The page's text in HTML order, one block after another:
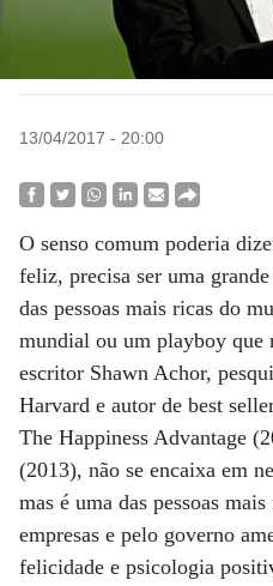
13/04/2017 - 20:00
O senso comum poderia
feliz, precisa ser uma
das pessoas mais ricas do
mundial ou um playboy que
escritor Shawn Achor,
Harvard e autor de best
The Happiness Advantage
(2013), não se encaixa em
mas é uma das pessoas
empresas e pelo governo
felicidade e psicologia